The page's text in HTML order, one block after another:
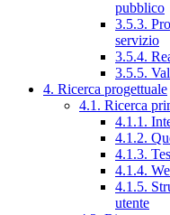
pubblico
3.5.3.
servizio
3.5.4.
3.5.5.
4. Ricerca progettuale
4.1. Ricerca
4.1.1.
4.1.2.
4.1.3.
4.1.4.
4.1.5.
utente